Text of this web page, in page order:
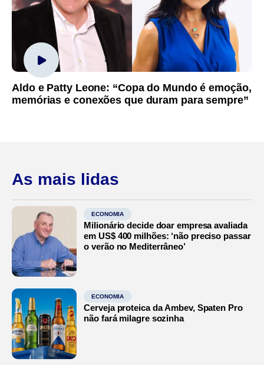
Aldo e Patty Leone: “Copa do Mundo é emoção,
memórias e conexões que duram para sempre”
As mais lidas
ECONOMIA
Milionário decide doar empresa avaliada
em US$ 400 milhões: ‘não preciso passar
o verão no Mediterrâneo’
ECONOMIA
Cerveja proteica da Ambev, Spaten Pro
não fará milagre sozinha